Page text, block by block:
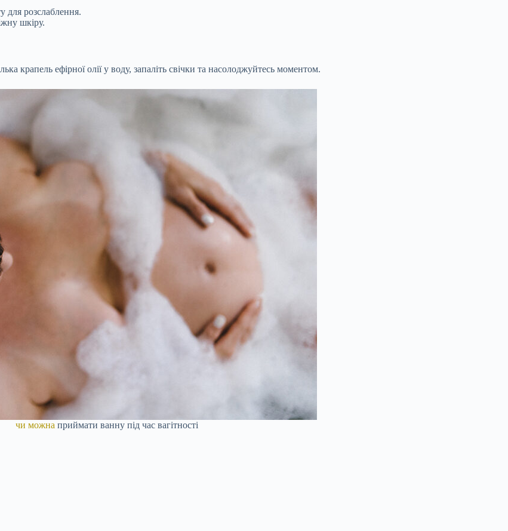
для розслаблення.
шкіру.
крапель ефірної олії у воду, запаліть свічки та насолоджуйтесь моментом.
чи можна приймати ванну під час вагітності